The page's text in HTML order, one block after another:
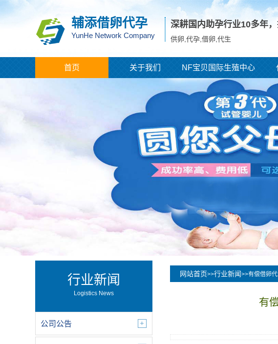
辅添借卵代孕
YunHe Network Company
深耕国内助孕行业10多年
供卵,代孕,借卵,代生
首页 关于我们 NF宝贝国际生殖中心
行业新闻
Logistics News
公司公告
网站首页>>行业新闻>>有偿借卵
有